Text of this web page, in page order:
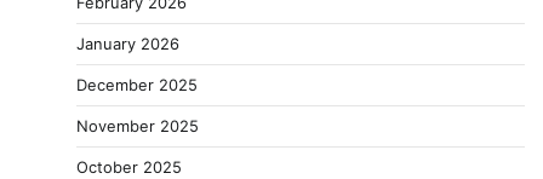
January 2026
December 2025
November 2025
October 2025